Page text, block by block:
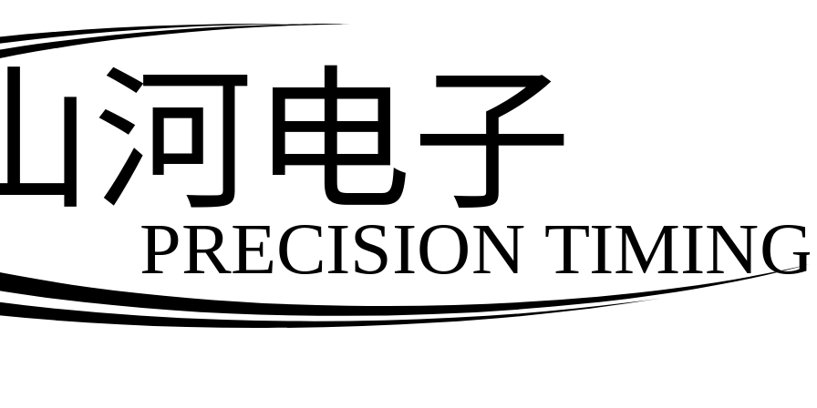
PRECISION TIMING
河电子